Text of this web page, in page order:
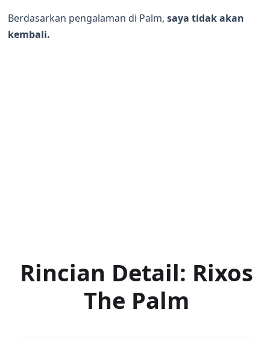
Berdasarkan pengalaman di Palm,saya tidak akan
kembali.
Rincian Detail: Rixos
The Palm